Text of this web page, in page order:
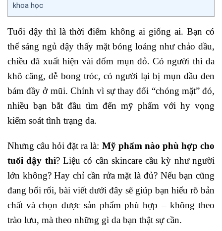
khoa học
Tuổi dậy thì là thời điểm không ai giống ai. Bạn có
thể sáng ngủ dậy thấy mặt bóng loáng như chảo dầu,
chiều đã xuất hiện vài đốm mụn đỏ. Có người thì da
khô căng, dễ bong tróc, có người lại bị mụn đầu đen
bám đầy ở mũi. Chính vì sự thay đổi “chóng mặt” đó,
nhiều bạn bắt đầu tìm đến mỹ phẩm với hy vọng
kiểm soát tình trạng da.
Nhưng câu hỏi đặt ra là: Mỹ phẩm nào phù hợp cho
tuổi dậy thì? Liệu có cần skincare cầu kỳ như người
lớn không? Hay chỉ cần rửa mặt là đủ? Nếu bạn cũng
đang bối rối, bài viết dưới đây sẽ giúp bạn hiểu rõ bản
chất và chọn được sản phẩm phù hợp – không theo
trào lưu, mà theo những gì da bạn thật sự cần.